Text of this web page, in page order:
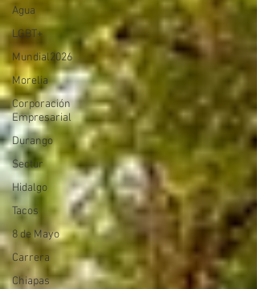
Agua
LGBT+
Mundial2026
Morelia
Corporación
Empresarial
Durango
Sectur
Hidalgo
Tacos
8 de Mayo
Carrera
Chiapas